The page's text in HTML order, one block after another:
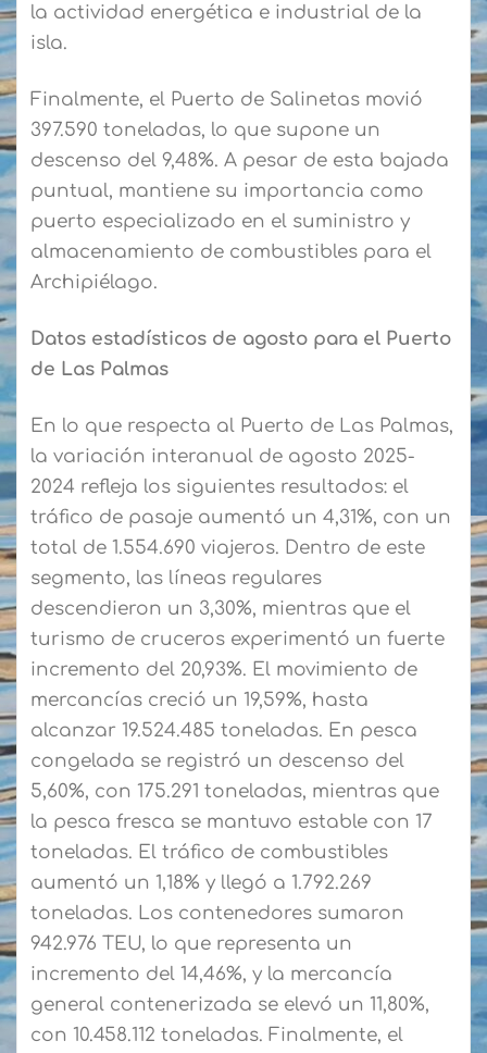
la actividad energética e industrial de la
isla.
Finalmente, el Puerto de Salinetas movió
397.590 toneladas, lo que supone un
descenso del 9,48%. A pesar de esta bajada
puntual, mantiene su importancia como
puerto especializado en el suministro y
almacenamiento de combustibles para el
Archipiélago.
Datos estadísticos de agosto para el Puerto
de Las Palmas
En lo que respecta al Puerto de Las Palmas,
la variación interanual de agosto 2025-
2024 refleja los siguientes resultados: el
tráfico de pasaje aumentó un 4,31%, con un
total de 1.554.690 viajeros. Dentro de este
segmento, las líneas regulares
descendieron un 3,30%, mientras que el
turismo de cruceros experimentó un fuerte
incremento del 20,93%. El movimiento de
mercancías creció un 19,59%, hasta
alcanzar 19.524.485 toneladas. En pesca
congelada se registró un descenso del
5,60%, con 175.291 toneladas, mientras que
la pesca fresca se mantuvo estable con 17
toneladas. El tráfico de combustibles
aumentó un 1,18% y llegó a 1.792.269
toneladas. Los contenedores sumaron
942.976 TEU, lo que representa un
incremento del 14,46%, y la mercancía
general contenerizada se elevó un 11,80%,
con 10.458.112 toneladas. Finalmente, el